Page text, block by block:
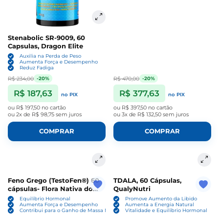
Stenabolic SR-9009, 60
Capsulas, Dragon Elite
Auxilia na Perda de Peso
Aumenta Força e Desempenho
Reduz Fadiga
R$ 234,00 -20%
R$ 187,63 no PIX
ou R$ 197,50 no cartão
ou 2x de R$ 98,75 sem juros
COMPRAR
R$ 470,00 -20%
R$ 377,63 no PIX
ou R$ 397,50 no cartão
ou 3x de R$ 132,50 sem juros
COMPRAR
Feno Grego (TestoFen®) 60
cápsulas- Flora Nativa do
BrasilEquilíbrio Hormonal
Aumenta Força e Desempenho
Contribui para o Ganho de Massa Magra
TDALA, 60 Cápsulas,
QualyNutri
Promove Aumento da Libido
Aumenta a Energia Natural
Vitalidade e Equilíbrio Hormonal